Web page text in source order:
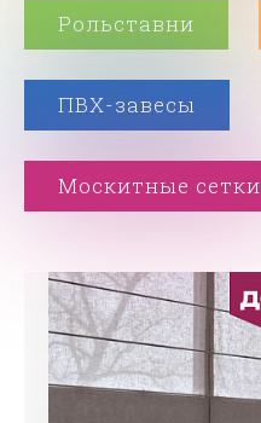
Рольставни
ПВХ-завесы
Москитные сетки